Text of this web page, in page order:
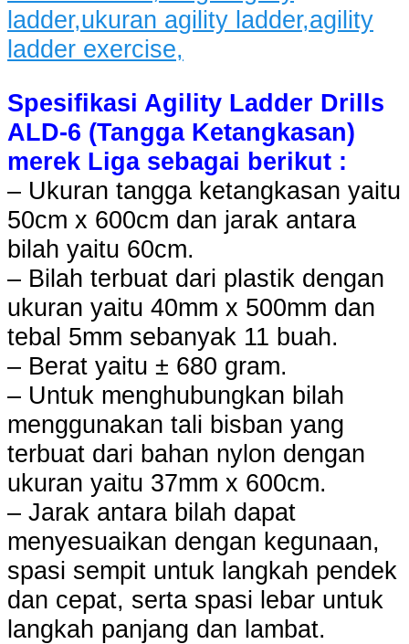
Spesifikasi Agility Ladder Drills
ALD-6 (Tangga Ketangkasan)
merek Liga sebagai berikut :
– Ukuran tangga ketangkasan yaitu
50cm x 600cm dan jarak antara
bilah yaitu 60cm.
– Bilah terbuat dari plastik dengan
ukuran yaitu 40mm x 500mm dan
tebal 5mm sebanyak 11 buah.
– Berat yaitu ± 680 gram.
– Untuk menghubungkan bilah
menggunakan tali bisban yang
terbuat dari bahan nylon dengan
ukuran yaitu 37mm x 600cm.
– Jarak antara bilah dapat
menyesuaikan dengan kegunaan,
spasi sempit untuk langkah pendek
dan cepat, serta spasi lebar untuk
langkah panjang dan lambat.